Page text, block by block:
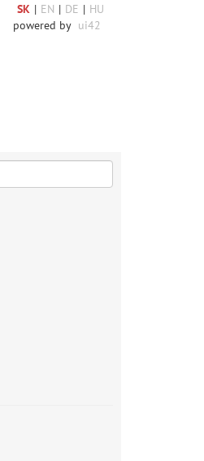
SK | EN | DE | HU
powered by ui42